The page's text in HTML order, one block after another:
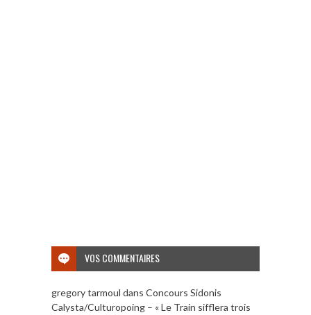
VOS COMMENTAIRES
gregory tarmoul dans Concours Sidonis
Calysta/Culturopoing – « Le Train sifflera trois